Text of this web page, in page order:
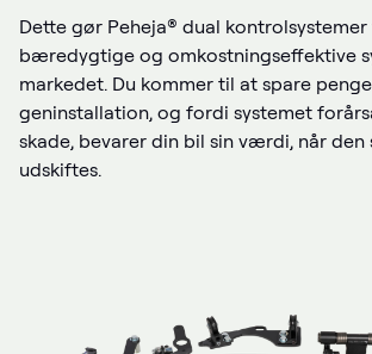
Dette gør Peheja® dual
bæredygtige og omkostningseffektive
markedet. Du kommer til at spare
geninstallation, og fordi systemet
skade, bevarer din bil sin værdi, når
udskiftes.